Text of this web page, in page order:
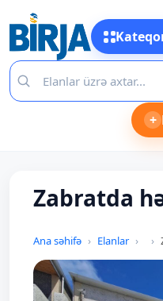
+
Zabratda
Ana səhifə Elanlar